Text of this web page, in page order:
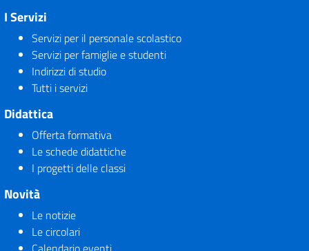
I Servizi
Servizi per il personale scolastico
Servizi per famiglie e studenti
Indirizzi di studio
Tutti i servizi
Didattica
Offerta formativa
Le schede didattiche
I progetti delle classi
Novità
Le notizie
Le circolari